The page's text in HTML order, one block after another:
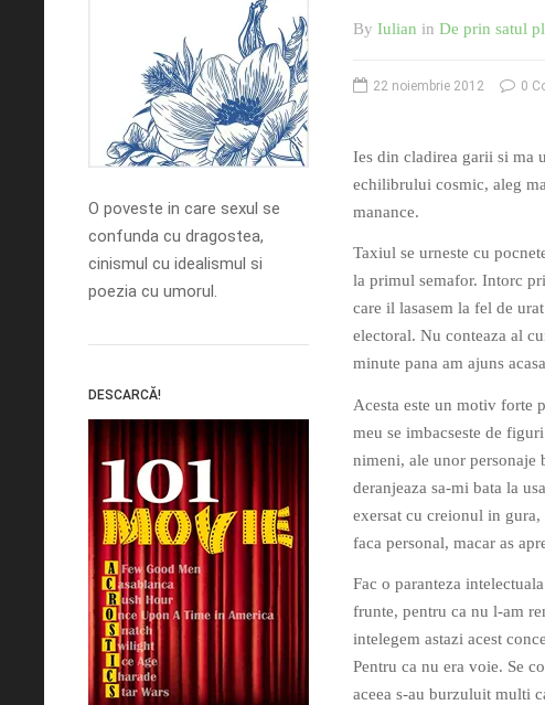
O poveste in care sexul se
confunda cu dragostea,
cinismul cu idealismul si
poezia cu umorul.
DESCARCĂ!
By Iulian in De prin satul
22 noiembrie 2012 0
Ies din cladirea garii si ma
echilibrului cosmic, aleg
manance.
Taxiul se urneste cu
la primul semafor. Intorc
care il lasasem la fel de
electoral. Nu conteaza al
minute pana am ajuns
Acesta este un motiv forte
meu se imbacseste de
nimeni, ale unor personaje
deranjeaza sa-mi bata la
exersat cu creionul in gura,
faca personal, macar as
Fac o paranteza
frunte, pentru ca nu l-am
intelegem astazi acest
Pentru ca nu era voie. Se
aceea s-au burzuluit multi